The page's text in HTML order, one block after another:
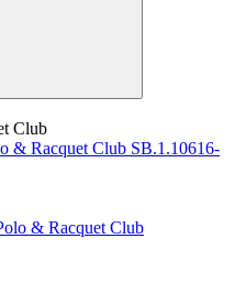
Club
& Racquet Club SB.1.10616-